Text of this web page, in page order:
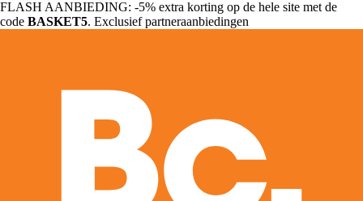
FLASH AANBIEDING: -5% extra korting op de hele site met de
code BASKET5. Exclusief partneraanbiedingen